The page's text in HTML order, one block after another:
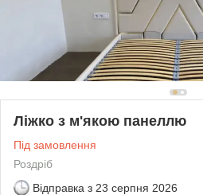
Ліжко з м'якою панеллю
Під замовлення
Роздріб
Відправка з 23 серпня 2026